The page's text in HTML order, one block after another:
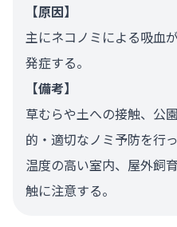
【原因】
主にネコノミによる吸血
発症する。
【備考】
草むらや土への接触、公
的・適切なノミ予防を行
温度の高い室内、屋外飼
触に注意する。